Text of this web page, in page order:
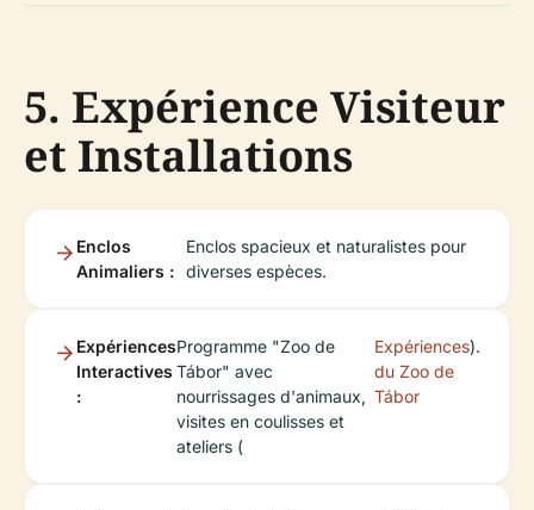
5. Expérience Visiteur
et Installations
Enclos
Animaliers :
Enclos spacieux et naturalistes pour
diverses espèces.
Expériences
Interactives
:
Programme "Zoo de
Tábor" avec
nourrissages d'animaux,
visites en coulisses et
ateliers (
Expériences
du Zoo de
Tábor
).